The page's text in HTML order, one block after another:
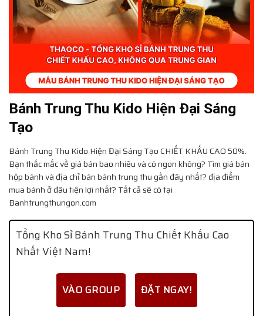
Bánh Trung Thu Kido Hiện Đại Sáng
Tạo
Bánh Trung Thu Kido Hiện Đại Sáng TạoCHIẾT KHẤU CAO 50%.
Bạn thắc mắc về giá bán bao nhiêu và có ngon không? Tìm giá bán
hộp bánh và địa chỉ bán bánh trung thu gần đây nhất? địa điểm
mua bánh ở đâu tiện lợi nhất? Tất cả sẽ có tại
Banhtrungthungon.com
Tổng Kho Sỉ Bánh Trung Thu Chiết Khấu Cao
Nhất Việt Nam!
VÀO GROUP ĐẶT NGAY!